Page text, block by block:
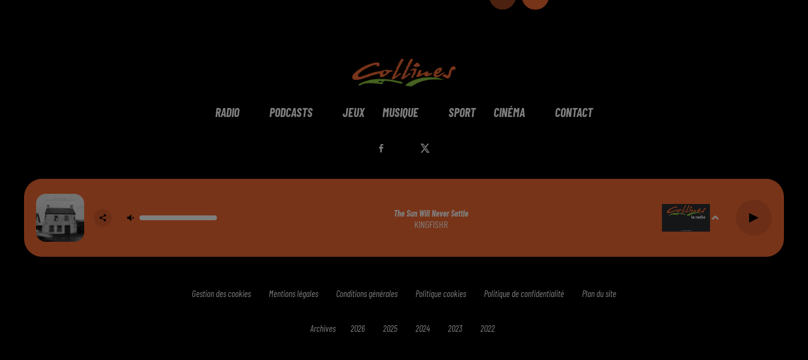
RADIO PODCASTS JEUX MUSIQUE SPORT CINÉMA CONTACT
The Sun Will Never Settle
KINGFISHR
Gestion des cookies Mentions légales Conditions générales Politique cookies Politique de confidentialité Plan du site
Archives 2026 2025 2024 2023 2022